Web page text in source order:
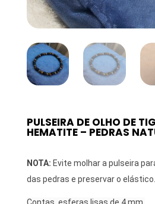
PULSEIRA DE OLHO DE
HEMATITE – PEDRAS
NOTA: Evite molhar a pulseira
das pedras e preservar o elástico.
Contas, esferas lisas de 4 mm